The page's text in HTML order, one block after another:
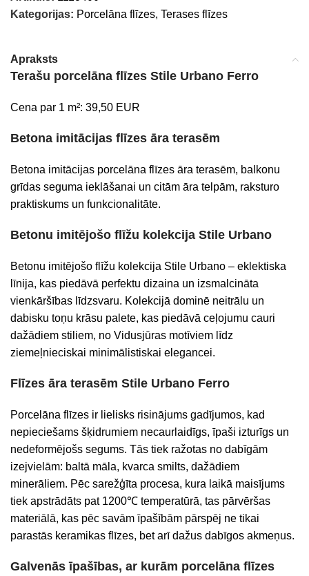
Kategorijas: Porcelāna flīzes, Terases flīzes
Apraksts
Terašu porcelāna flīzes Stile Urbano Ferro
Cena par 1 m²: 39,50 EUR
Betona imitācijas flīzes āra terasēm
Betona imitācijas porcelāna flīzes āra terasēm, balkonu
grīdas seguma ieklāšanai un citām āra telpām, raksturo
praktiskums un funkcionalitāte.
Betonu imitējošo flīžu kolekcija Stile Urbano
Betonu imitējošo flīžu kolekcija Stile Urbano – eklektiska
līnija, kas piedāvā perfektu dizaina un izsmalcināta
vienkāršības līdzsvaru. Kolekcijā dominē neitrālu un
dabisku toņu krāsu palete, kas piedāvā ceļojumu cauri
dažādiem stiliem, no Vidusjūras motīviem līdz
ziemeļnieciskai minimālistiskai elegancei.
Flīzes āra terasēm Stile Urbano Ferro
Porcelāna flīzes ir lielisks risinājums gadījumos, kad
nepieciešams šķidrumiem necaurlaidīgs, īpaši izturīgs un
nedeformējošs segums. Tās tiek ražotas no dabīgām
izejvielām: baltā māla, kvarca smilts, dažādiem
minerāliem. Pēc sarežģīta procesa, kura laikā maisījums
tiek apstrādāts pat 1200℃ temperatūrā, tas pārvēršas
materiālā, kas pēc savām īpašībām pārspēj ne tikai
parastās keramikas flīzes, bet arī dažus dabīgos akmeņus.
Galvenās īpašības, ar kurām porcelāna flīzes